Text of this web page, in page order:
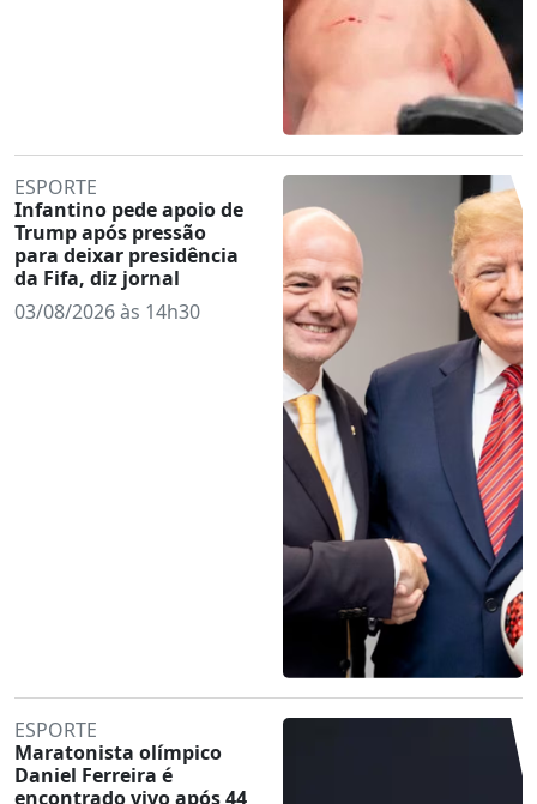
ESPORTE
Infantino pede apoio de
Trump após pressão
para deixar presidência
da Fifa, diz jornal
03/08/2026 às 14h30
ESPORTE
Maratonista olímpico
Daniel Ferreira é
encontrado vivo após 44